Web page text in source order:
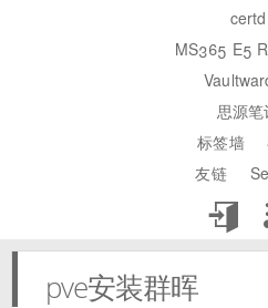
certd
MS365 E5
思源笔
标签墙
友链
pve安装群晖